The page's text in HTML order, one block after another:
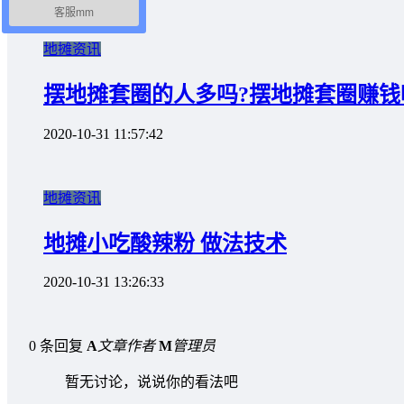
地摊资讯
摆地摊套圈的人多吗?摆地摊套圈赚
2020-10-31 11:57:42
地摊资讯
地摊小吃酸辣粉 做法技术
2020-10-31 13:26:33
0 条回复 A文章作者 M管理员
暂无讨论，说说你的看法吧
客服mm